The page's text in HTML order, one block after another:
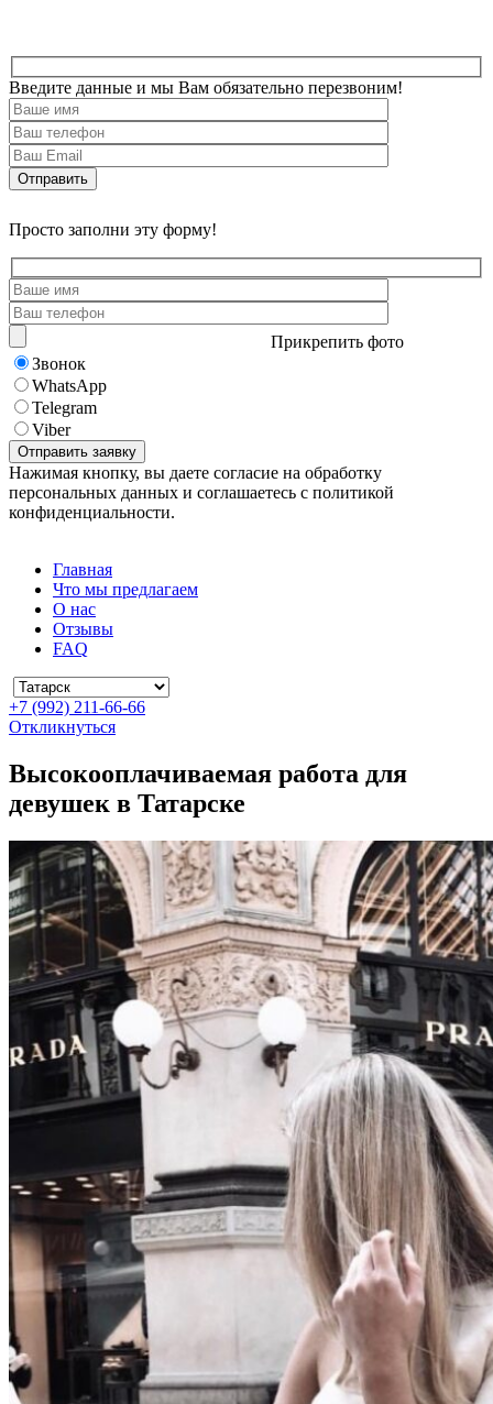
Введите данные и мы Вам обязательно перезвоним!
Просто заполни эту форму!
Прикрепить фото
Звонок
WhatsApp
Telegram
Viber
Нажимая кнопку, вы даете согласие на обработку
персональных данных и соглашаетесь с политикой
конфиденциальности.
Главная
Что мы предлагаем
О нас
Отзывы
FAQ
+7 (992) 211-66-66
Откликнуться
Высокооплачиваемая работа для
девушек в Татарске